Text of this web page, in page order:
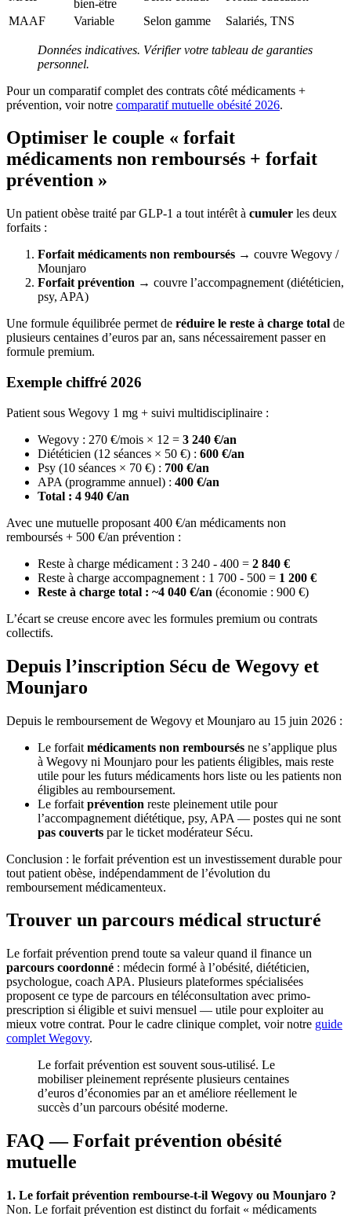
bien-être
MAAF
Variable Selon gamme Salariés, TNS
Données indicatives. Vérifier votre tableau de garanties
personnel.
Pour un comparatif complet des contrats côté médicaments +
prévention, voir notre comparatif mutuelle obésité 2026.
Optimiser le couple « forfait
médicaments non remboursés + forfait
prévention »
Un patient obèse traité par GLP-1 a tout intérêt à cumuler les deux
forfaits :
Forfait médicaments non remboursés → couvre Wegovy /
Mounjaro
Forfait prévention → couvre l’accompagnement (diététicien,
psy, APA)
Une formule équilibrée permet de réduire le reste à charge total de
plusieurs centaines d’euros par an, sans nécessairement passer en
formule premium.
Exemple chiffré 2026
Patient sous Wegovy 1 mg + suivi multidisciplinaire :
Wegovy : 270 €/mois × 12 = 3 240 €/an
Diététicien (12 séances × 50 €) : 600 €/an
Psy (10 séances × 70 €) : 700 €/an
APA (programme annuel) : 400 €/an
Total : 4 940 €/an
Avec une mutuelle proposant 400 €/an médicaments non
remboursés + 500 €/an prévention :
Reste à charge médicament : 3 240 - 400 = 2 840 €
Reste à charge accompagnement : 1 700 - 500 = 1 200 €
Reste à charge total : ~4 040 €/an (économie : 900 €)
L’écart se creuse encore avec les formules premium ou contrats
collectifs.
Depuis l’inscription Sécu de Wegovy et
Mounjaro
Depuis le remboursement de Wegovy et Mounjaro au 15 juin 2026 :
Le forfait médicaments non remboursés ne s’applique plus
à Wegovy ni Mounjaro pour les patients éligibles, mais reste
utile pour les futurs médicaments hors liste ou les patients non
éligibles au remboursement.
Le forfait prévention reste pleinement utile pour
l’accompagnement diététique, psy, APA — postes qui ne sont
pas couverts par le ticket modérateur Sécu.
Conclusion : le forfait prévention est un investissement durable pour
tout patient obèse, indépendamment de l’évolution du
remboursement médicamenteux.
Trouver un parcours médical structuré
Le forfait prévention prend toute sa valeur quand il finance un
parcours coordonné : médecin formé à l’obésité, diététicien,
psychologue, coach APA. Plusieurs plateformes spécialisées
proposent ce type de parcours en téléconsultation avec primo-
prescription si éligible et suivi mensuel — utile pour exploiter au
mieux votre contrat. Pour le cadre clinique complet, voir notre guide
complet Wegovy.
Le forfait prévention est souvent sous-utilisé. Le
mobiliser pleinement représente plusieurs centaines
d’euros d’économies par an et améliore réellement le
succès d’un parcours obésité moderne.
FAQ — Forfait prévention obésité
mutuelle
1. Le forfait prévention rembourse-t-il Wegovy ou Mounjaro ?
Non. Le forfait prévention est distinct du forfait « médicaments